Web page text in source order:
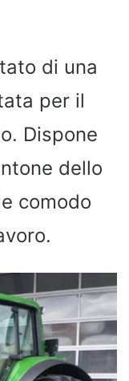
di una
per il
Dispone
dello
comodo